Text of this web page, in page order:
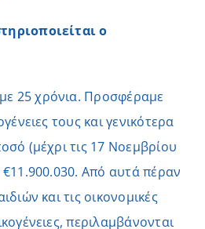
ο
25 χρόνια. Προσφέραμε
τους και γενικότερα
(μέχρι τις 17 Νοεμβρίου
Από αυτά πέραν
και τις οικονομικές
περιλαμβάνονται